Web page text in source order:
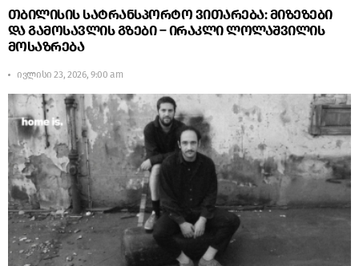
თბილისის სატრანსპორტო ვითარება: მიზეზები
და გამოსავლის გზები – ირაკლი ლოლაშვილის
მოსაზრება
ივლისი 23, 2026, 9:00 am